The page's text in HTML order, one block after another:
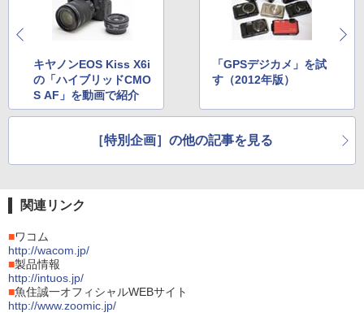
キヤノンEOS Kiss X6i
の「ハイブリッドCMO
S AF」を動画で紹介
「GPSデジカメ」を試
す（2012年版）
［特別企画］の他の記事を見る
関連リンク
■ワコム
http://wacom.jp/
■製品情報
http://intuos.jp/
■魚住誠一オフィシャルWEBサイト
http://www.zoomic.jp/